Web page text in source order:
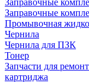
Заправочные
Заправочные
Промывочная
Чернила
Чернила для ПЗК
Тонер
Запчасти для
картриджа